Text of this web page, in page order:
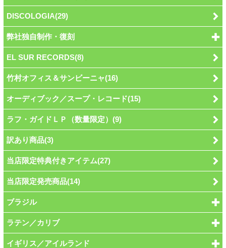
DISCOLOGIA(29)
弊社独自制作・復刻
EL SUR RECORDS(8)
竹村オフィス＆サンビーニャ(16)
オーディブック／スープ・レコード(15)
ラフ・ガイドＬＰ（数量限定）(9)
訳あり商品(3)
当店限定特典付きアイテム(27)
当店限定発売商品(14)
ブラジル
ラテン／カリブ
イギリス／アイルランド